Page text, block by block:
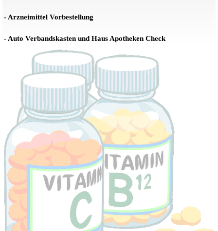
- Arzneimittel Vorbestellung
- Auto Verbandskasten und Haus Apotheken Check